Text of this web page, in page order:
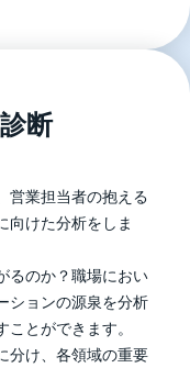
断
営業担当者の抱える
向けた分析をしま
るのか？職場におい
ションの源泉を分析
とができます。
分け、各領域の重要